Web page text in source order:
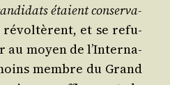
étaient conser­va­
révol­tèrent, et se refu­
au moyen de l’In­ter­na­
membre du Grand